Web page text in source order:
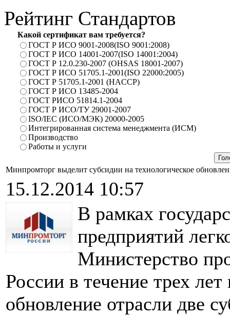
Рейтинг Стандартов
Какой сертификат вам требуется?
ГОСТ Р ИСО 9001-2008(ISO 9001:2008)
ГОСТ Р ИСО 14001-2007(ISO 14001:2004)
ГОСТ Р 12.0.230-2007 (OHSAS 18001-2007)
ГОСТ Р ИСО 51705.1-2001(ISO 22000:2005)
ГОСТ Р 51705.1-2001 (HACCP)
ГОСТ Р ИСО 13485-2004
ГОСТ РИСО 51814.1-2004
ГОСТ Р ИСО/ТУ 29001-2007
ISO/IEC (ИСО/МЭК) 20000-2005
Интегрированная система менеджмента (ИСМ)
Производство
Работы и услуги
Минпромторг выделит субсидии на технологическое
15.12.2014 10:57
В рамках
предприятий
Министерство
России в течение трех
обновление отрасли две